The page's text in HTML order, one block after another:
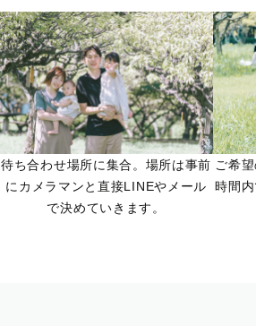
待ち合わせ場所に集合。場所は事前
にカメラマンと直接LINEやメール
で決めていきます。
ご希
時間